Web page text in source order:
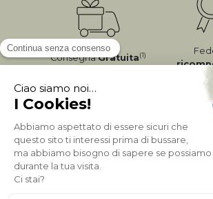
ConsegnaGratuita(1)
Pagamento sicuro